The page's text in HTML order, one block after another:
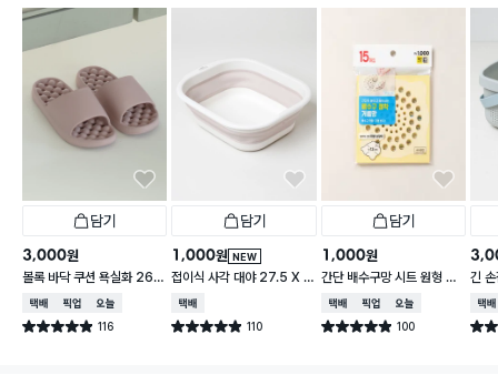
담기
3,000원
볼록 바닥 쿠션 욕실화 260
~280 mm
택배배송매장픽업오늘배송
별점 4.9점 116
건 작성
담기
NEW
1,000원
접이식 사각 대야 27.5 X 2
3 cm
택배배송
별점 4.9점 110
건 작성
담기
1,000원
간단 배수구망 시트 원형 중
형 15매입
택배배송매장픽업오늘배송
별점 4.9점 100
건 작성
긴
택배
별점